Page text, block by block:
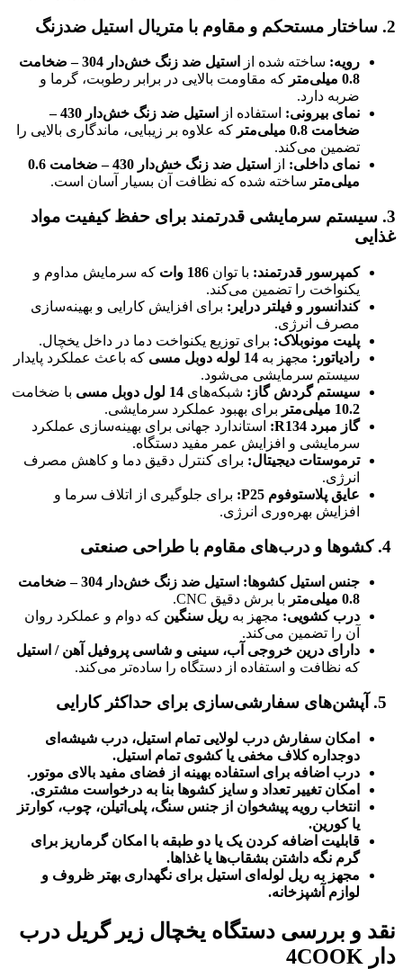
2. ساختار مستحکم و مقاوم با متریال استیل ضدزنگ
رویه: ساخته شده از
استیل ضد زنگ خش‌دار 304 – ضخامت
0.8 میلی‌متر
که مقاومت بالایی در برابر رطوبت، گرما و
ضربه دارد.
نمای بیرونی: استفاده از
استیل ضد زنگ خش‌دار 430 –
ضخامت 0.8 میلی‌متر
که علاوه بر زیبایی، ماندگاری بالایی را
تضمین می‌کند.
نمای داخلی: از
استیل ضد زنگ خش‌دار 430 – ضخامت 0.6
میلی‌متر ساخته شده که نظافت آن بسیار آسان است.
3. سیستم سرمایشی قدرتمند برای حفظ کیفیت مواد
غذایی
کمپرسور قدرتمند: با توان 186 وات که سرمایش مداوم و
یکنواخت را تضمین می‌کند.
کندانسور و فیلتر درایر : برای افزایش کارایی و بهینه‌سازی
مصرف انرژی.
پلیت مونوبلاک: برای توزیع یکنواخت دما در داخل یخچال.
رادیاتور : مجهز به 14 لوله دوبل مسی که باعث عملکرد پایدار
سیستم سرمایشی می‌شود.
سیستم گردش گاز : شبکه‌های 14 لول دوبل مسی با ضخامت
10.2 میلی‌متر برای بهبود عملکرد سرمایشی.
گاز مبرد
استاندارد جهانی برای بهینه‌سازی عملکرد
سرمایشی و افزایش عمر مفید دستگاه.
ترموستات دیجیتال: برای کنترل دقیق دما و کاهش مصرف
انرژی.
عایق پلاستوفوم
برای جلوگیری از اتلاف سرما و
افزایش بهره‌وری انرژی.
کشوها و درب‌های مقاوم با طراحی صنعتی
جنس استیل کشوها:
استیل ضد زنگ خش‌دار 304 – ضخامت
0.8 میلی‌متر
با برش دقیق CNC.
درب کشویی: مجهز به ریل سنگین که دوام و عملکرد روان
آن را تضمین می‌کند.
دارای درین خروجی آب، سینی و شاسی پروفیل آهن / استیل
که نظافت و استفاده از دستگاه را ساده‌تر می‌کند.
آپشن‌های سفارشی‌سازی برای حداکثر کارایی
امکان سفارش درب لولایی تمام استیل، درب شیشه‌ای
دوجداره کلاف مخفی یا کشوی تمام استیل.
درب اضافه برای استفاده بهینه از فضای مفید بالای موتور .
امکان تغییر تعداد و سایز کشوها بنا به درخواست مشتری.
انتخاب رویه پیشخوان از جنس سنگ، پلی‌اتیلن، چوب، کوارتز
یا کورین.
قابلیت اضافه کردن یک یا دو طبقه با امکان گرماریز برای
گرم نگه داشتن بشقاب‌ها یا غذاها.
مجهز به ریل لوله‌ای استیل برای نگهداری بهتر ظروف و
لوازم آشپزخانه.
نقد و بررسی دستگاه یخچال زیر گریل درب
دار 4COOK